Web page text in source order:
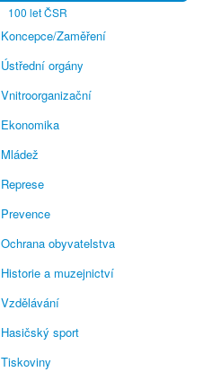
100 let ČSR
Koncepce/Zaměření
Ústřední orgány
Vnitroorganizační
Ekonomika
Mládež
Represe
Prevence
Ochrana obyvatelstva
Historie a muzejnictví
Vzdělávání
Hasičský sport
Tiskoviny